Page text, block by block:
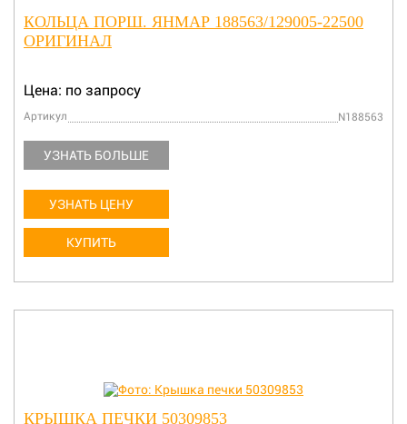
КОЛЬЦА ПОРШ. ЯНМАР 188563/129005-22500
ОРИГИНАЛ
Цена: по запросу
Артикул N188563
УЗНАТЬ БОЛЬШЕ
УЗНАТЬ ЦЕНУ
КУПИТЬ
КРЫШКА ПЕЧКИ 50309853